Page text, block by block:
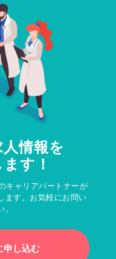
情報を
す！
キャリアパートナーが
ます。お気軽にお問い
申し込む